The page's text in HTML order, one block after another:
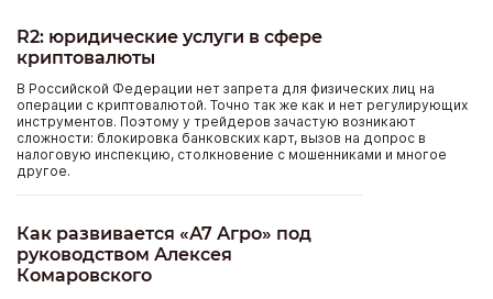
R2: юридические услуги в сфере
криптовалюты
В Российской Федерации нет запрета для физических лиц на
операции с криптовалютой. Точно так же как и нет регулирующих
инструментов. Поэтому у трейдеров зачастую возникают
сложности: блокировка банковских карт, вызов на допрос в
налоговую инспекцию, столкновение с мошенниками и многое
другое.
Как развивается «А7 Агро» под
руководством Алексея
Комаровского